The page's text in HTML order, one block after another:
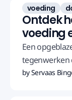
voeding
Ontdek
voeding
Een
tegenwerken
iets te zien is
by Servaas